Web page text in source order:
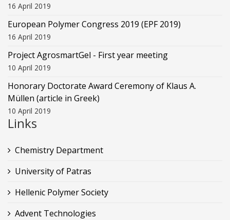
16 April 2019
European Polymer Congress 2019 (EPF 2019)
16 April 2019
Project AgrosmartGel - First year meeting
10 April 2019
Honorary Doctorate Award Ceremony of Klaus Α.
Müllen (article in Greek)
10 April 2019
Links
Chemistry Department
University of Patras
Hellenic Polymer Society
Advent Technologies